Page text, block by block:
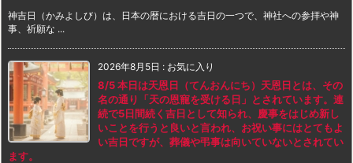
神吉日（かみよしび）は、日本の暦における吉日の一つで、神社への参拝や神
事、祈願な ...
2026年8月5日 : お気に入り
8/5 本日は天恩日（てんおんにち）天恩日とは、その
名の通り「天の恩寵を受ける日」とされています。連
続で5日間続く吉日として知られ、慶事をはじめ新し
いことを行うと良いと言われ、お祝い事にはとてもよ
い吉日ですが、葬儀や弔事は向いていないとされてい
ます。